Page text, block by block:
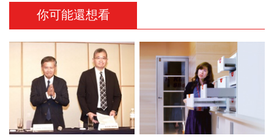
你可能還想看